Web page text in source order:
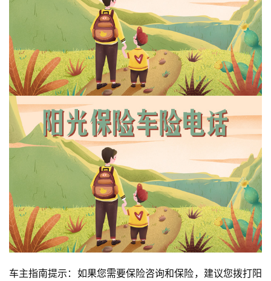
车主指南提示：如果您需要保险咨询和保险，建议您拨打阳